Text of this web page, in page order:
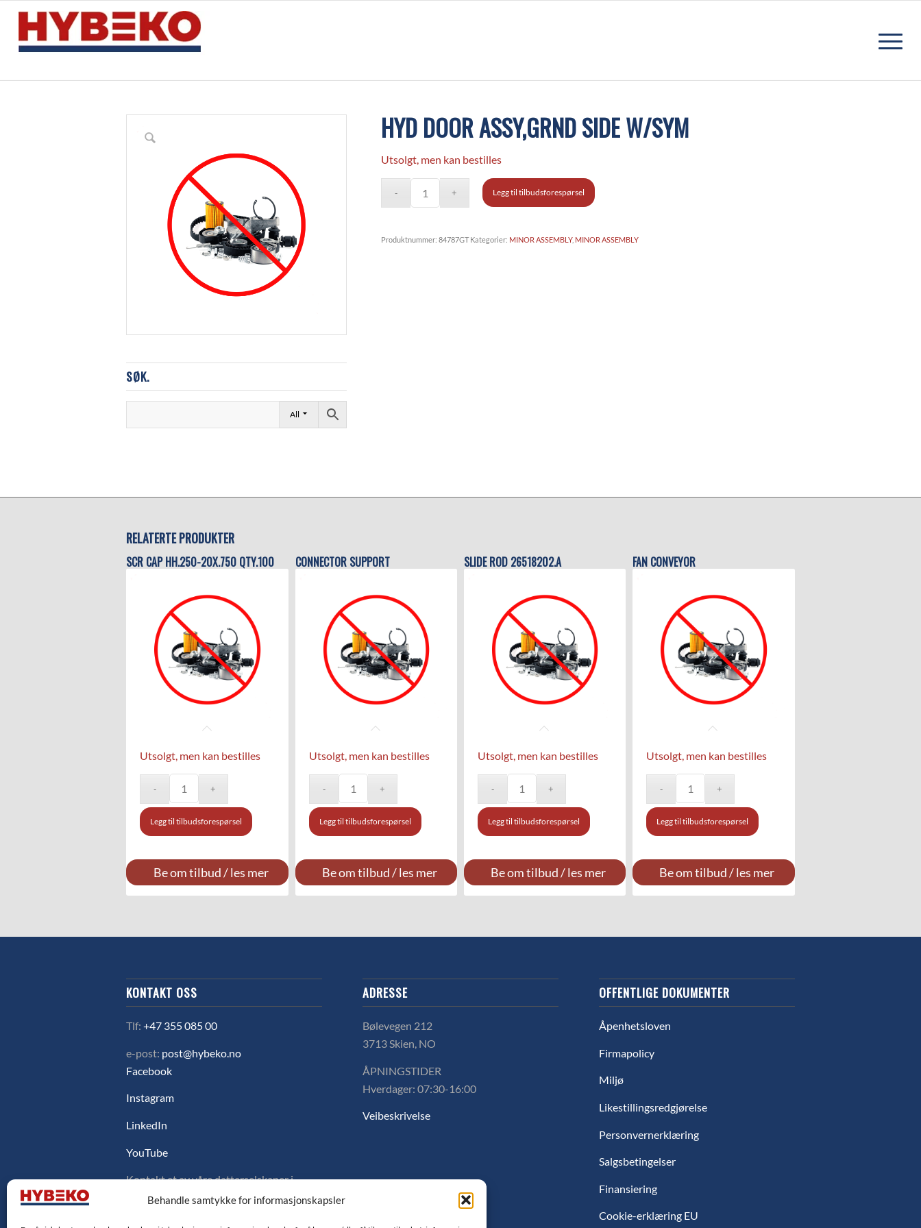
Behandle samtykke for informasjonskapsler
SØK.
All
HYD DOOR ASSY,GRND SIDE W/SYM
Utsolgt, men kan bestilles
Legg til tilbudsforespørsel
Produktnummer:84787GT Kategorier: MINOR ASSEMBLY, MINOR ASSEMBLY
RELATERTE PRODUKTER
SCR CAP HH.250-20X.750 QTY.100
Utsolgt, men kan bestilles
Legg til tilbudsforespørsel
Be om tilbud / les mer
CONNECTOR SUPPORT
Utsolgt, men kan bestilles
Legg til tilbudsforespørsel
Be om tilbud / les mer
SLIDE ROD 26518202.A
Utsolgt, men kan bestilles
Legg til tilbudsforespørsel
Be om tilbud / les mer
FAN CONVEYOR
Utsolgt, men kan bestilles
Legg til tilbudsforespørsel
Be om tilbud / les mer
KONTAKT OSS
Tlf:+47 355 085 00
e-post: post@hybeko.no
Facebook
Instagram
LinkedIn
YouTube
Kontakt et av våre datterselskaper i
Sverige, Danmark eller Finland ved å
ADRESSE
Bølevegen 212
3713 Skien, NO
ÅPNINGSTIDER
Hverdager: 07:30-16:00
Veibeskrivelse
OFFENTLIGE DOKUMENTER
Åpenhetsloven
Firmapolicy
Miljø
Likestillingsredgjørelse
Personvernerklæring
Salgsbetingelser
Finansiering
Cookie-erklæring EU